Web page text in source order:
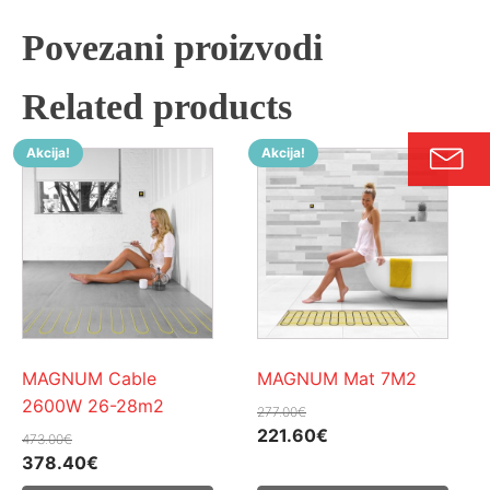
Povezani proizvodi
Related products
Akcija!
MAGNUM Cable
2600W 26-28m2
473.00€
Izvorna
378.40€
Akcija!
MAGNUM Mat 7M2
277.00€
Izvorna
221.60€